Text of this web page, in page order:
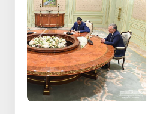
Алдыңғы